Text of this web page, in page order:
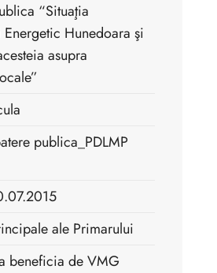
“Situaţia
Hunedoara şi
asupra
publica_PDLMP
ale Primarului
beneficia de VMG